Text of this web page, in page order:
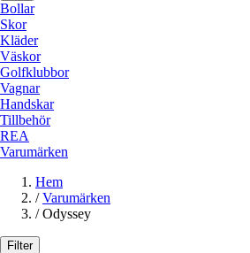
Bollar
Skor
Kläder
Väskor
Golfklubbor
Vagnar
Handskar
Tillbehör
REA
Varumärken
Hem
/ Varumärken
/ Odyssey
Filter